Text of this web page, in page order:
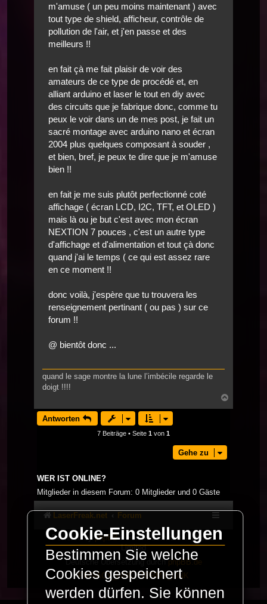
m'amuse ( un peu moins maintenant ) avec
tout type de shield, afficheur, contrôle de
pollution de l'air, et j'en passe et des
meilleurs !!
en fait çà me fait plaisir de voir des
amateurs de ce type de procédé et, en
alliant arduino et laser le tout en diy avec
des circuits que je fabrique donc, comme tu
peux le voir dans un de mes post, je fait un
sacré montage avec arduino nano et écran
2004 plus quelques composant à souder ,
et bien, bref, je peux te dire que je m'amuse
bien !!
en fait je me suis plutôt perfectionné coté
affichage ( écran LCD, I2C, TFT, et OLED )
mais là ou je but c'est avec mon écran
NEXTION 7 pouces , c'est un autre type
d'affichage et d'alimentation et tout çà donc
quand j'ai le temps ( ce qui est assez rare
en ce moment !!
donc voilà, j'espère que tu trouvera les
renseignement pertinant ( ou pas ) sur ce
forum !!
@ bientôt donc ...
quand le sage montre la lune l’imbécile regarde le
doigt !!!!
oben
Antworten
7 Beiträge • Seite 1 von 1
Gehe zu
WER IST ONLINE?
Mitglieder in diesem Forum: 0 Mitglieder und 0 Gäste
LaserFreak.net Forum
Powered byphpBB® Forum Software © phpBB
Limited
Deutsche Übersetzung durchphpBB.de
PRIVACY_LINK|TERMS_LINK
Cookie-Einstellungen
Bestimmen Sie welche
Cookies gespeichert
werden dürfen. Sie können